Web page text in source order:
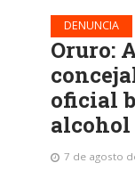
DENUNCIA
Oruro:
oficial
alcohol
7 de agosto